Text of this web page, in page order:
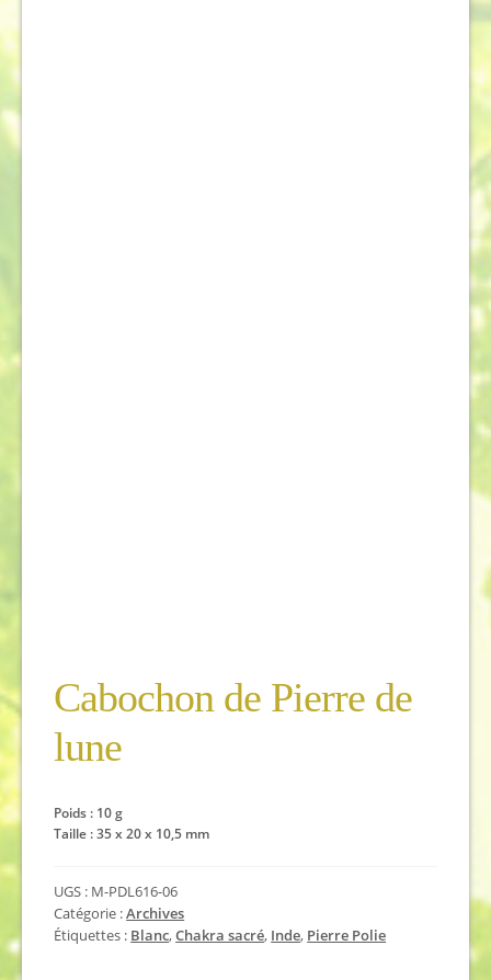
Cabochon de Pierre de
lune
Poids : 10 g
Taille : 35 x 20 x 10,5 mm
UGS : M-PDL616-06
Catégorie :Archives
Étiquettes : Blanc,Chakra sacré, Inde, Pierre Polie